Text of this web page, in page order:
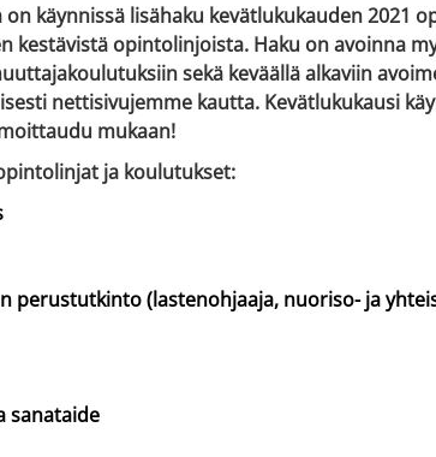
käynnissä lisähaku kevätlukukauden 2021
kestävistä opintolinjoista. Haku on avoinna
sekä keväällä alkaviin
nettisivujemme kautta. Kevätlukukausi
mukaan!
ja koulutukset:
perustutkinto (lastenohjaaja, nuoriso- ja
sanataide